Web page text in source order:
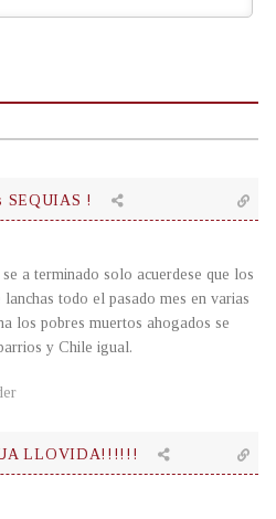
SEQUIAS !
a terminado solo acuerdese que los
todo el pasado mes en varias
los pobres muertos ahogados se
y Chile igual.
LLOVIDA!!!!!!